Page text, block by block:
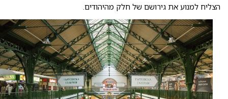
הצליח למנוע את גירושם של חלק מהיהודים.